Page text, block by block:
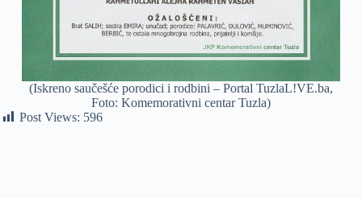
(Iskreno saučešće porodici i rodbini – Portal TuzlaL!VE.ba,
Foto: Komemorativni centar Tuzla)
Post Views: 596